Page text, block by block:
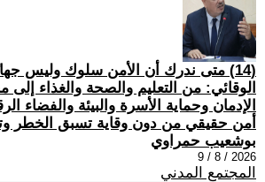
(14) متى ندرك أن الأمن سلوك وليس
الوقائي: من التعليم والصحة والغذاء إلى
الإدمان وحماية الأسرة والبيئة والفضاء
أمن حقيقي من دون وقاية تسبق الخطر
بوشعيب حمراوي
2026 / 8 / 9
المجتمع المدني